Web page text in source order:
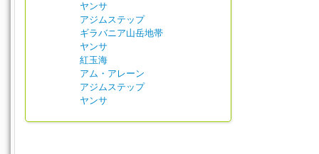
ヤンサ
アジムステップ
ギラバニア山岳地帯
ヤンサ
紅玉海
アム・アレーン
アジムステップ
ヤンサ